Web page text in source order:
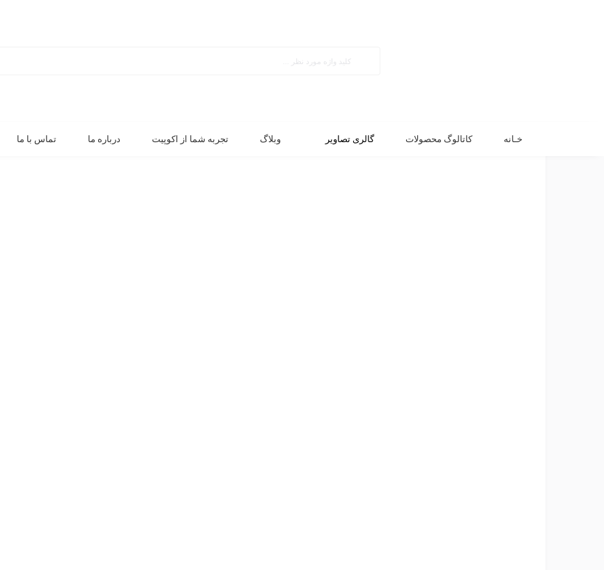
خـانه کاتالوگ محصولات گالری تصاویر وبلاگ تجربه شما از اکوپیت درباره ما تماس با ما